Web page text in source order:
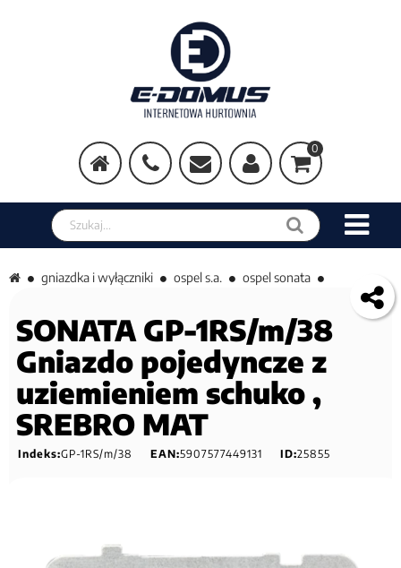
0
Szukaj w sklepie
gniazdka i wyłączniki ospel s.a. ospel sonata
SONATA GP-1RS/m/38
Gniazdo pojedyncze z
uziemieniem schuko ,
SREBRO MAT
Indeks:GP-1RS/m/38 EAN:5907577449131 ID:25855